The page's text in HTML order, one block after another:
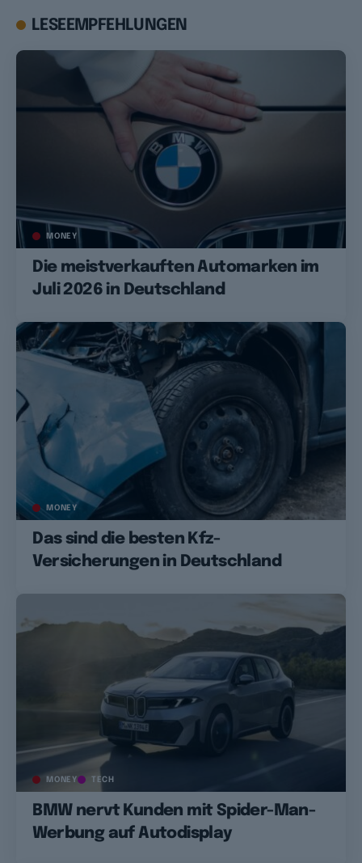
LESEEMPFEHLUNGEN
MONEY
Die meistverkauften Automarken im
Juli 2026 in Deutschland
MONEY
Das sind die besten Kfz-
Versicherungen in Deutschland
MONEY TECH
BMW nervt Kunden mit Spider-Man-
Werbung auf Autodisplay